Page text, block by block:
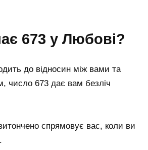
673 у Любові?
до відносин між вами та
число 673 дає вам безліч
спрямовує вас, коли ви